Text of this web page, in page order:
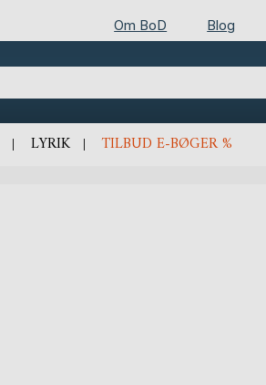
Om BoD Blog
LYRIK TILBUD E-BØGER %